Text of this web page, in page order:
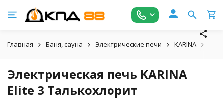
Главная Баня, сауна Электрические печи KARINA
Электрическая печь KARINA
Elite 3 Талькохлорит